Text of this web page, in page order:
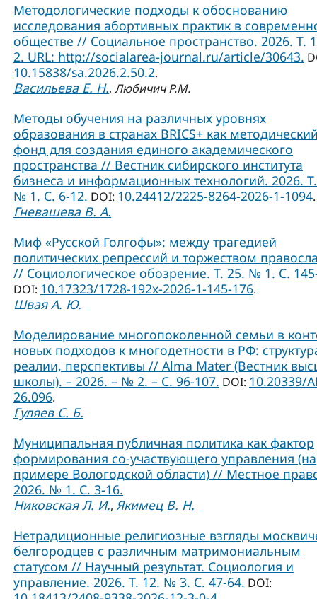
Методологические подходы к обоснованию
исследования абортивных практик в
обществе // Социальное пространство. 2026. Т.
2. URL: http://socialarea-journal.ru/article/30643.
10.15838/sa.2026.2.50.2.
Васильева Е. Н., Любичич Р.М.
Методы обучения на различных уровнях
образования в странах BRICS+ как
фонд для создания единого академического
пространства // Вестник сибирского института
бизнеса и информационных технологий. 2026.
№ 1. С. 6-12. DOI: 10.24412/2225-8264-2026-1-1094.
Гневашева В. А.
Миф «Русской Голгофы»: между трагедией
политических репрессий и торжеством
// Социологическое обозрение. Т. 25. № 1. С.
DOI: 10.17323/1728-192x-2026-1-145-176.
Швая А. Ю.
Моделирование многопоколенной семьи в
новых подходов к многодетности в РФ:
реалии, перспективы // Alma Mater (Вестник
школы). – 2026. – № 2. – С. 96-107. DOI: 10.20339/
26.096.
Гуляев С. Б.
Муниципальная публичная политика как фактор
формирования со-участвующего управления (на
примере Вологодской области) // Местное
2026. № 1. С. 3-16.
Никовская Л. И., Якимец В. Н.
Нетрадиционные религиозные взгляды
белгородцев с различным матримониальным
статусом // Научный результат. Социология и
управление. 2026. Т. 12. № 3. С. 47-64. DOI: